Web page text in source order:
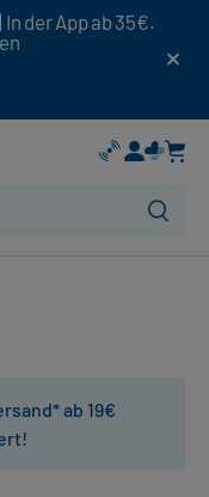
der App ab 35€.
ab 19€